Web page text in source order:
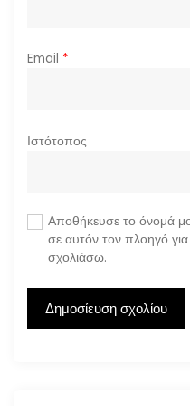
Email *
Ιστότοπος
Αποθήκευσε το όνομά
σε αυτόν τον πλοηγό
σχολιάσω.